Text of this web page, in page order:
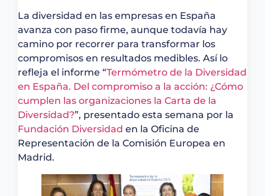
La diversidad en las empresas en España
avanza con paso firme, aunque todavía hay
camino por recorrer para transformar los
compromisos en resultados medibles. Así lo
refleja el informe “Termómetro de la Diversidad
en España. Del compromiso a la acción: ¿Cómo
cumplen las organizaciones la Carta de la
Diversidad?”, presentado esta semana por la
Fundación Diversidad en la Oficina de
Representación de la Comisión Europea en
Madrid.